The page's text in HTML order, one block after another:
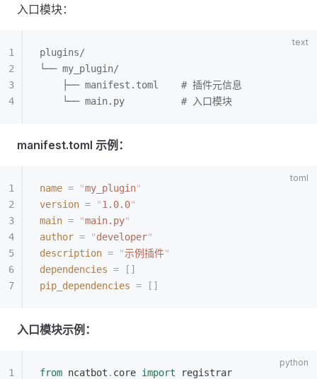
入口模块：
plugins/
└── my_plugin/
    ├── manifest.toml    # 插件元信息
    └── main.py          # 入口模块
manifest.toml 示例：
name = "my_plugin"
version = "1.0.0"
main = "main.py"
author = "developer"
description = "示例插件"
dependencies = []
pip_dependencies = []
入口模块示例：
from ncatbot . core import registrar